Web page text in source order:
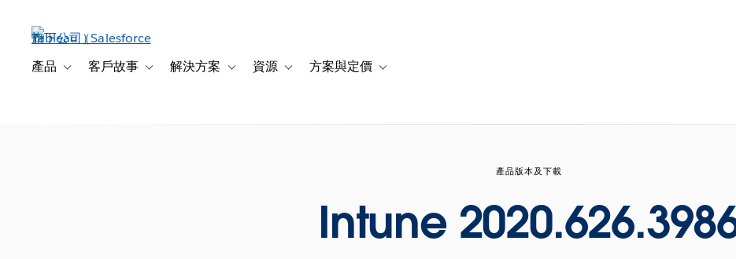
產品 Toggle sub-navigation for 產品
客戶故事 Toggle sub-navigation for 客戶故事
解決方案 Toggle sub-navigation for 解決方案
資源 Toggle sub-navigation for 資源
方案與定價 Toggle sub-navigation for 方案與定價
產品版本及下載
Intune